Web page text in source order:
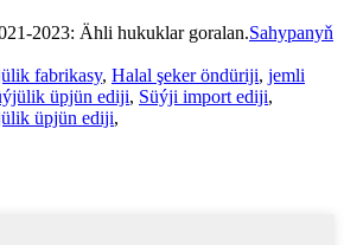
2023: Ähli hukuklar goralan.Sahypanyň
fabrikasy, Halal şeker öndüriji, jemli
üpjün ediji, Süýji import ediji,
üpjün ediji,